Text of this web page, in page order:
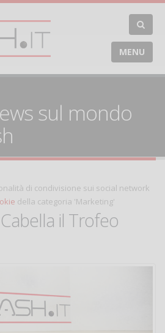
MENU
sul mondo
di condivisione sui social network
della categoria 'Marketing'
il Trofeo